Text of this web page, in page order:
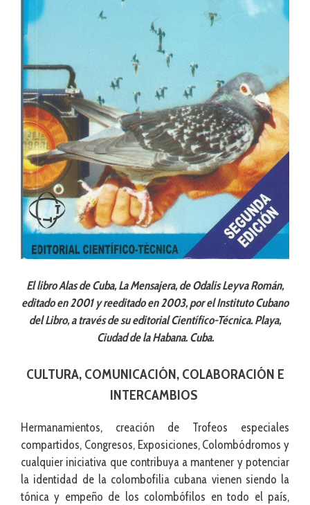
El libro Alas de Cuba, La Mensajera, de Odalis Leyva Román,
editado en 2001 y reeditado en 2003, por el Instituto Cubano
del Libro, a través de su editorial Científico-Técnica. Playa,
Ciudad de la Habana. Cuba.
CULTURA, COMUNICACIÓN, COLABORACIÓN E
INTERCAMBIOS
Hermanamientos, creación de Trofeos especiales
compartidos, Congresos, Exposiciones, Colombódromos y
cualquier iniciativa que contribuya a mantener y potenciar
la identidad de la colombofilia cubana vienen siendo la
tónica y empeño de los colombófilos en todo el país,